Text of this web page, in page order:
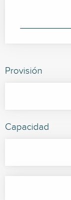
Provisión
Capacidad